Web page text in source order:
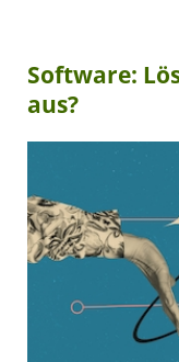
Software:
aus?